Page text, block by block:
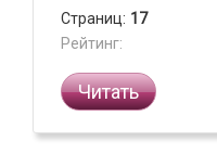
Страниц: 17
Рейтинг:
Читать